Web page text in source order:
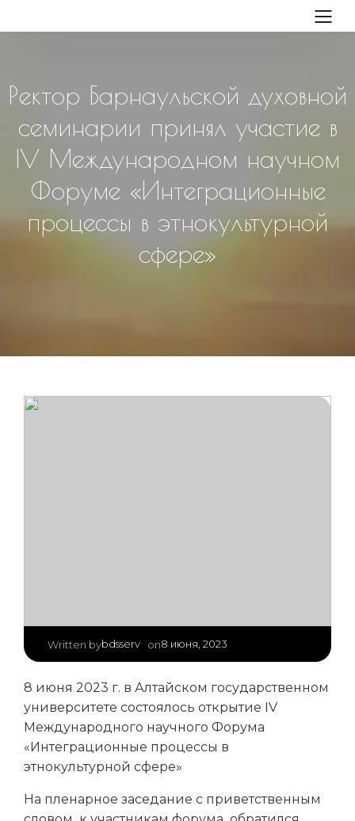
Ректор Барнаульской духовной
семинарии принял участие в
IV Международном научном
Форуме «Интеграционные
процессы в этнокультурной
сфере»
Written bybdsserv on8 июня, 2023
8 июня 2023 г. в Алтайском государственном
университете состоялось открытие IV
Международного научного Форума
«Интеграционные процессы в
этнокультурной сфере»
На пленарное заседание с приветственным